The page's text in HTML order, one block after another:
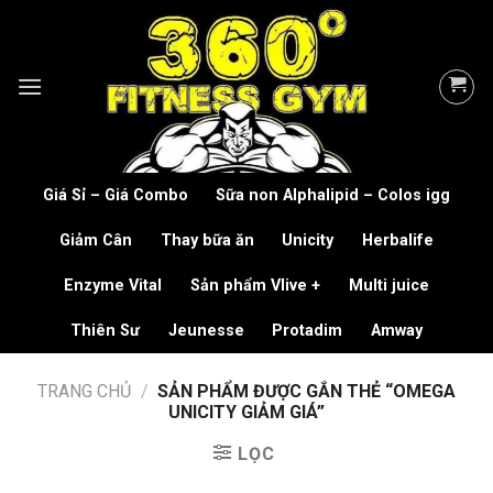
Giá Sỉ – Giá Combo Sữa non Alphalipid – Colos igg
Giảm Cân Thay bữa ăn Unicity Herbalife
Enzyme Vital Sản phẩm Vlive + Multi juice
Thiên Sư Jeunesse Protadim Amway
TRANG CHỦ / SẢN PHẨM ĐƯỢC GẮN THẺ “OMEGA
UNICITY GIẢM GIÁ”
LỌC